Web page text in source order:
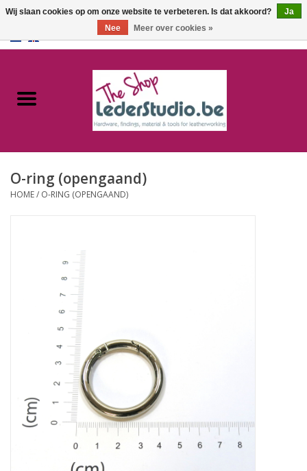
Catalogus
FAQ
O-ring (opengaand)
HOME/ O-RING (OPENGAAND)
Wij slaan cookies op om onze website te verbeteren. Is dat akkoord?
Ja
Nee
Meer over cookies »